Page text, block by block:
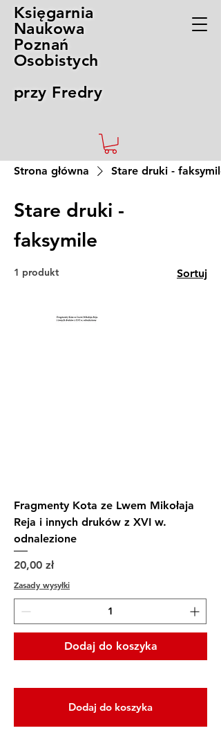
Księgarnia
Naukowa
Poznań
Osobistych
przy Fredry
Strona główna Stare druki - faksymile
Stare druki -
faksymile
1 produkt Sortuj
Fragmenty Kota ze Lwem Mikołaja
Reja i innych druków z XVI w.
odnalezione
Cena
20,00 zł
Zasady wysyłki
Dodaj do koszyka
Dodaj do koszyka